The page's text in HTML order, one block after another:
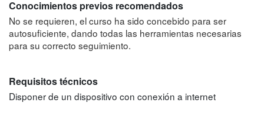
Conocimientos previos recomendados
No se requieren, el curso ha sido concebido para ser
autosuficiente, dando todas las herramientas necesarias
para su correcto seguimiento.
Requisitos técnicos
Disponer de un dispositivo con conexión a internet